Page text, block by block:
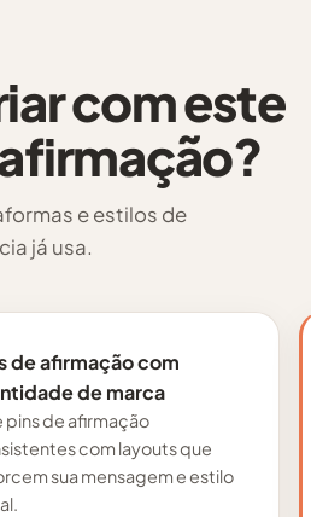
com este
e estilos de
já usa.
de afirmação com
de marca
pins de afirmação
com layouts que
sua mensagem e estilo